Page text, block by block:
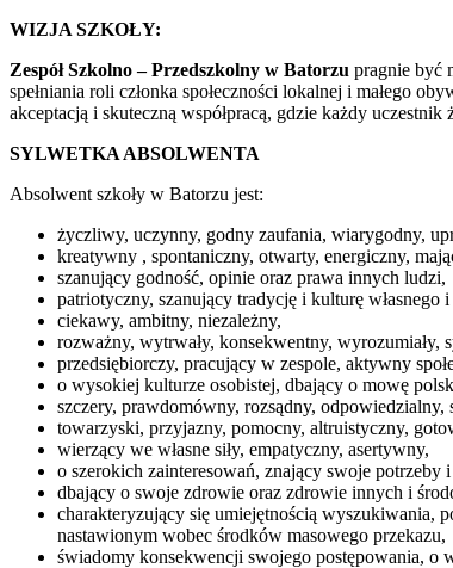
WIZJA SZKOŁY:
Zespół Szkolno – Przedszkolny w Batorzu pragnie być
spełniania roli członka społeczności lokalnej i małego
akceptacją i skuteczną współpracą, gdzie każdy
SYLWETKA ABSOLWENTA
Absolwent szkoły w Batorzu jest:
życzliwy, uczynny, godny zaufania, wiarygodny,
kreatywny , spontaniczny, otwarty, energiczny,
szanujący godność, opinie oraz prawa innych ludzi,
patriotyczny, szanujący tradycję i kulturę własnego
ciekawy, ambitny, niezależny,
rozważny, wytrwały, konsekwentny, wyrozumiały,
przedsiębiorczy, pracujący w zespole, aktywny
o wysokiej kulturze osobistej, dbający o mowę
szczery, prawdomówny, rozsądny,
towarzyski, przyjazny, pomocny, altruistyczny,
wierzący we własne siły, empatyczny, asertywny,
o szerokich zainteresowań, znający swoje potrzeby i
dbający o swoje zdrowie oraz zdrowie innych i
charakteryzujący się umiejętnością wyszukiwania,
nastawionym wobec środków masowego przekazu,
świadomy konsekwencji swojego postępowania, o